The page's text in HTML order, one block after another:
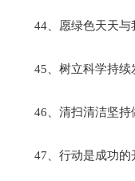
44、愿绿色天天与
45、树立科学持续
46、清扫清洁坚持
47、行动是成功的